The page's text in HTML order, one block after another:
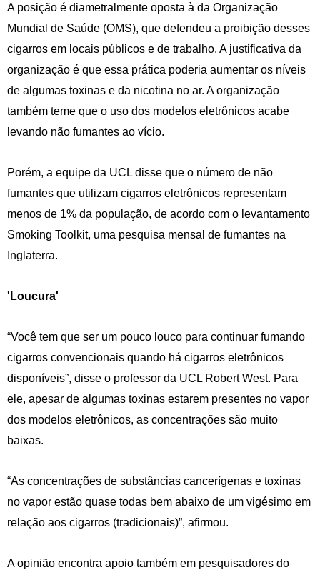
A posição é diametralmente oposta à da Organização
Mundial de Saúde (OMS), que defendeu a proibição desses
cigarros em locais públicos e de trabalho. A justificativa da
organização é que essa prática poderia aumentar os níveis
de algumas toxinas e da nicotina no ar. A organização
também teme que o uso dos modelos eletrônicos acabe
levando não fumantes ao vício.
Porém, a equipe da UCL disse que o número de não
fumantes que utilizam cigarros eletrônicos representam
menos de 1% da população, de acordo com o levantamento
Smoking Toolkit, uma pesquisa mensal de fumantes na
Inglaterra.
'Loucura'
“Você tem que ser um pouco louco para continuar fumando
cigarros convencionais quando há cigarros eletrônicos
disponíveis”, disse o professor da UCL Robert West. Para
ele, apesar de algumas toxinas estarem presentes no vapor
dos modelos eletrônicos, as concentrações são muito
baixas.
“As concentrações de substâncias cancerígenas e toxinas
no vapor estão quase todas bem abaixo de um vigésimo em
relação aos cigarros (tradicionais)”, afirmou.
A opinião encontra apoio também em pesquisadores do